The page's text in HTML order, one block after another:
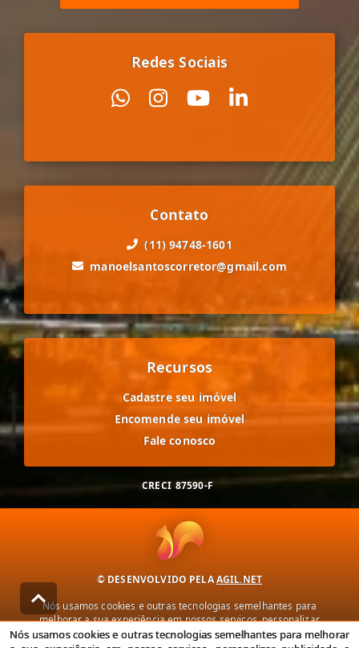
Redes Sociais
Contato
(11) 94748-1601
manoelsantoscorretor@gmail.com
Recursos
Cadastre seu imóvel
Encomende seu imóvel
Fale conosco
CRECI 87590-F
© DESENVOLVIDO PELAAGIL.NET
Nós usamos cookies e outras tecnologias semelhantes para
melhorar a sua experiência em nossos serviços, personalizar
publicidade e recomendar conteúdo de seu interesse. Ao utilizar
Nós usamos cookies e outras tecnologias semelhantes para melhorar